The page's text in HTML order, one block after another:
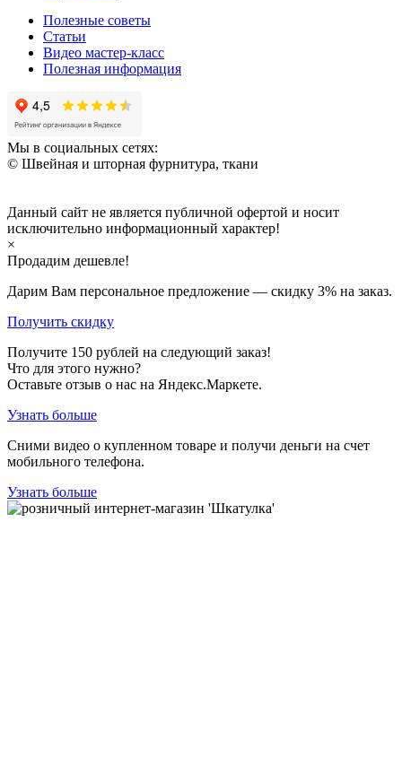
Полезные советы
Статьи
Видео мастер-класс
Полезная информация
Мы в социальных сетях:
© Швейная и шторная фурнитура, ткани
Данный сайт не является публичной офертой и носит
исключительно информационный характер!
×
Продадим дешевле!
Дарим Вам персональное предложение — скидку 3% на заказ.
Получить скидку
Получите 150 рублей на следующий заказ!
Что для этого нужно?
Оставьте отзыв о нас на Яндекс.Маркете.
Узнать больше
Сними видео о купленном товаре и получи деньги на счет
мобильного телефона.
Узнать больше